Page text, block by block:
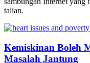
talian.
Kemiskinan Boleh
Masalah Jantung